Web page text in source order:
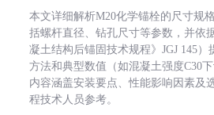
本文详细解析M20化学锚栓的尺寸规
括螺杆直径、钻孔尺寸等参数，并依
凝土结构后锚固技术规程》JGJ 145
方法和典型数值（如混凝土强度C30下
内容涵盖安装要点、性能影响因素及
程技术人员参考。